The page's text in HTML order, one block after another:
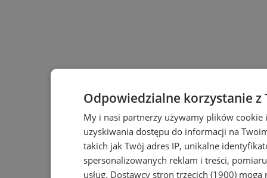
Odpowiedzialne korzystanie z
My i nasi partnerzy używamy plików
uzyskiwania dostępu do informacji na
takich jak Twój adres IP, unikalne
spersonalizowanych reklam i treści,
usług. Dostawcy stron trzecich (1900) mogą